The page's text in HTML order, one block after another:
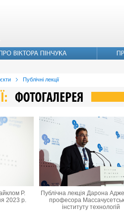
Публічні лекції
Р.
2023 р.
Публічна лекція Дарона
професора
інституту технологій